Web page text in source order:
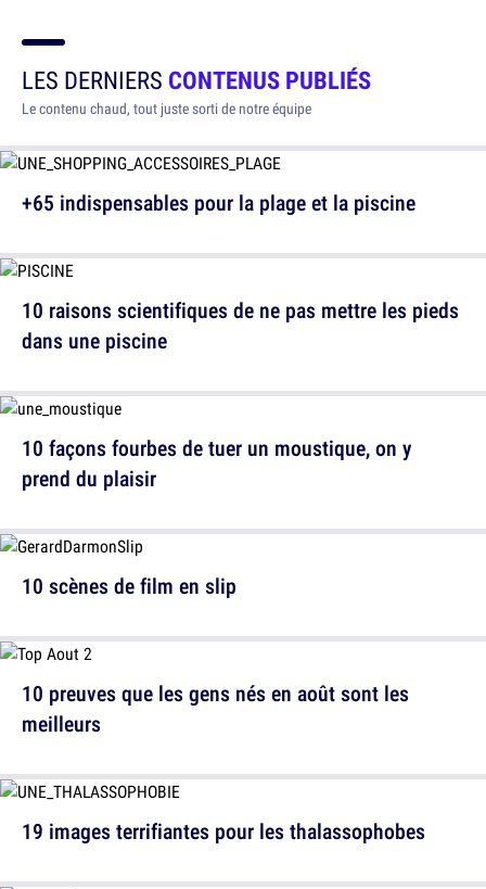
LES DERNIERS CONTENUS PUBLIÉS
Le contenu chaud, tout juste sorti de notre équipe
+65 indispensables pour la plage et la piscine
10 façons fourbes de tuer un moustique, on y
prend du plaisir
10 preuves que les gens nés en août sont les
meilleurs
10 raisons scientifiques de ne pas mettre les pieds
dans une piscine
10 scènes de film en slip
19 images terrifiantes pour les thalassophobes